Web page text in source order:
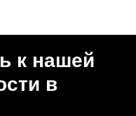
к нашей
в